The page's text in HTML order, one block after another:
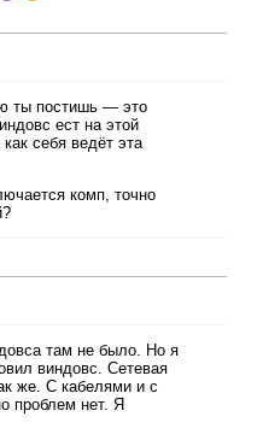
ты постишь — это
ест на этой
себя ведёт эта
комп, точно
там не было. Но я
виндовс. Сетевая
же. С кабелями и с
проблем нет. Я